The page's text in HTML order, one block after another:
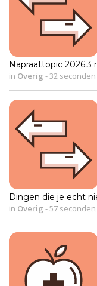
Napraattopic
in Overig - 32
Dingen die je echt
in Overig -57